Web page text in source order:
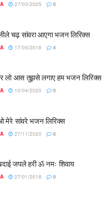
27/03/2025 0
चढ़ सांवरा आएगा भजन लिरिक्स
17/05/2018 4
लो आस तुझसे लगाए हम भजन लिरिक्स
10/04/2020 0
मेरे सांवरे भजन लिरिक्स
27/11/2020 0
जपले हरी ॐ नमः शिवाय
27/01/2018 0